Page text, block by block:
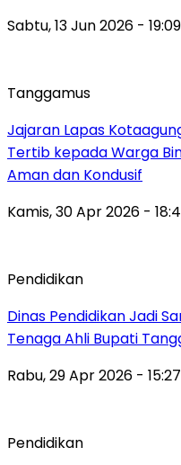
Sabtu, 13 Jun 2026 -
Tanggamus
Jajaran Lapas
Tertib kepada Warga
Aman dan Kondusif
Kamis, 30 Apr 2026 -
Pendidikan
Dinas Pendidikan Jadi
Tenaga Ahli Bupati
Rabu, 29 Apr 2026 -
Pendidikan